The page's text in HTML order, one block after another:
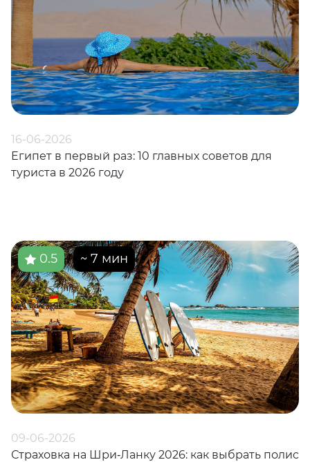
16-06-2026
Египет в первый раз: 10 главных советов для
туриста в 2026 году
0.5 ~ 7 мин
09-06-2026
Страховка на Шри‑Ланку 2026: как выбрать полис